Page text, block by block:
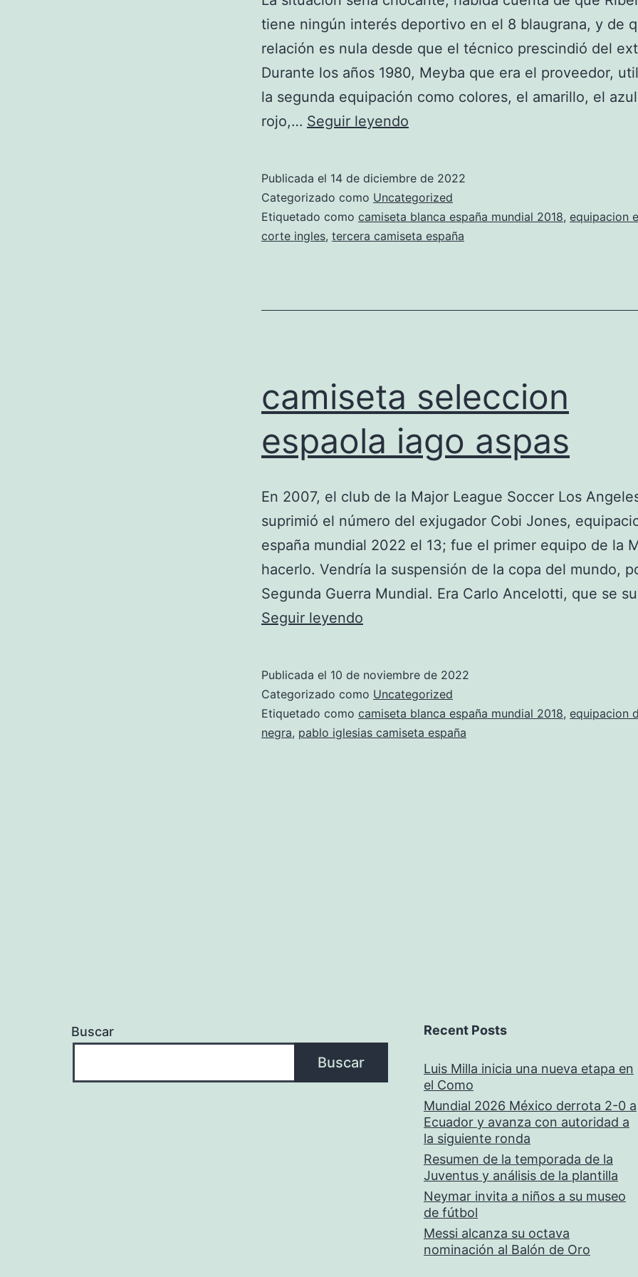
tiene ningún interés deportivo en el 8 blaugrana, y de
relación es nula desde que el técnico prescindió del
Durante los años 1980, Meyba que era el proveedor,
la segunda equipación como colores, el amarillo, el
rojo,… Seguir leyendo
de
rock
espaoles
Publicada el 14 de diciembre de 2022
Categorizado como Uncategorized
Etiquetado como camiseta blanca españa mundial 2018, equipacion
corte ingles, tercera camiseta españa
camiseta seleccion
espaola iago aspas
En 2007, el club de la Major League Soccer Los
suprimió el número del exjugador Cobi Jones,
españa mundial 2022 el 13; fue el primer equipo de la
hacerlo. Vendría la suspensión de la copa del mundo,
Segunda Guerra Mundial. Era Carlo Ancelotti, que se
Seguir leyendo
iago
aspas
Publicada el 10 de noviembre de 2022
Categorizado como Uncategorized
Etiquetado como camiseta blanca españa mundial 2018, equipacion
negra, pablo iglesias camiseta españa
Buscar
Buscar
Recent Posts
Luis Milla inicia una nueva etapa en
el Como
Mundial 2026 México derrota 2-0 a
Ecuador y avanza con autoridad a
la siguiente ronda
Resumen de la temporada de la
Juventus y análisis de la plantilla
Neymar invita a niños a su museo
de fútbol
Messi alcanza su octava
nominación al Balón de Oro